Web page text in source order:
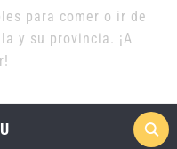
para comer o ir de
y su provincia. ¡A